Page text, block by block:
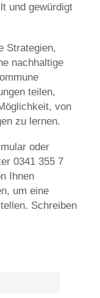
und gewürdigt
Strategien,
nachhaltige
teilen,
von
zu lernen.
oder
0341 355 7
Ihnen
um eine
Schreiben